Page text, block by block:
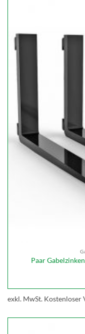
Paar
exkl. MwSt. Kostenloser